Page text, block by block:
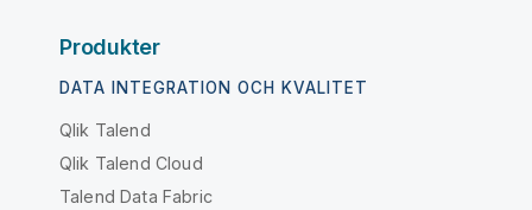
Produkter
DATA INTEGRATION OCH KVALITET
Qlik Talend
Qlik Talend Cloud
Talend Data Fabric